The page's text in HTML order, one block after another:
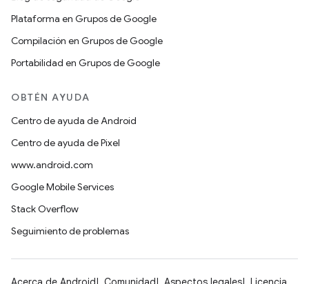
Plataforma en Grupos de Google
Compilación en Grupos de Google
Portabilidad en Grupos de Google
OBTÉN AYUDA
Centro de ayuda de Android
Centro de ayuda de Pixel
www.android.com
Google Mobile Services
Stack Overflow
Seguimiento de problemas